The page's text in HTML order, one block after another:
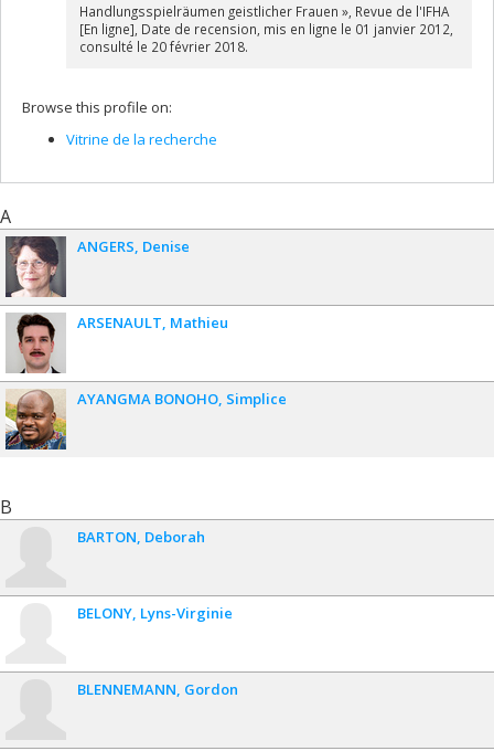
zum Glaubenszeugen ? : Formen und Vorstellungen des christlichen
Matyriums im Wandel , Stuttgart, F. Steiner, 2014, 319 p. (Coll. «
Beiträge zur Hagiographie », 14).
Handlungsspielräumen geistlicher Frauen », Revue de l'IFHA
[En ligne], Date de recension, mis en ligne le 01 janvier 2012,
consulté le 20 février 2018.
Browse this profile on:
Vitrine de la recherche
A
ANGERS Denise
ARSENAULT Mathieu
AYANGMA BONOHO Simplice
B
BARTON Deborah
BELONY Lyns-Virginie
BLENNEMANN Gordon